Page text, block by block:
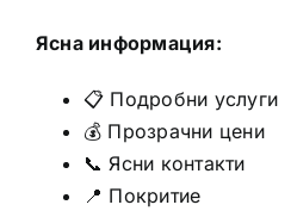
Ясна информация:
📋 Подробни услуги
💰 Прозрачни цени
📞 Ясни контакти
📍 Покритие